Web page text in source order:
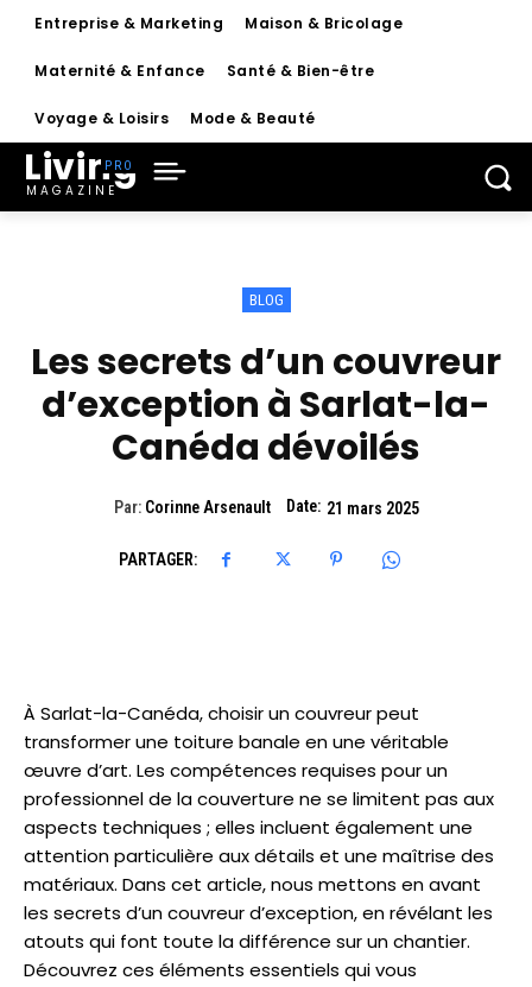
Entreprise & Marketing Maison & Bricolage
Maternité & Enfance Santé & Bien-être
Voyage & Loisirs Mode & Beauté
Living
MAGAZINE
BLOG
Les secrets d’un couvreur
d’exception à Sarlat-la-
Canéda dévoilés
Par: Corinne Arsenault Date: 21 mars 2025
PARTAGER:
À Sarlat-la-Canéda, choisir un couvreur peut
transformer une toiture banale en une véritable
œuvre d’art. Les compétences requises pour un
professionnel de la couverture ne se limitent pas aux
aspects techniques ; elles incluent également une
attention particulière aux détails et une maîtrise des
matériaux. Dans cet article, nous mettons en avant
les secrets d’un couvreur d’exception, en révélant les
atouts qui font toute la différence sur un chantier.
Découvrez ces éléments essentiels qui vous